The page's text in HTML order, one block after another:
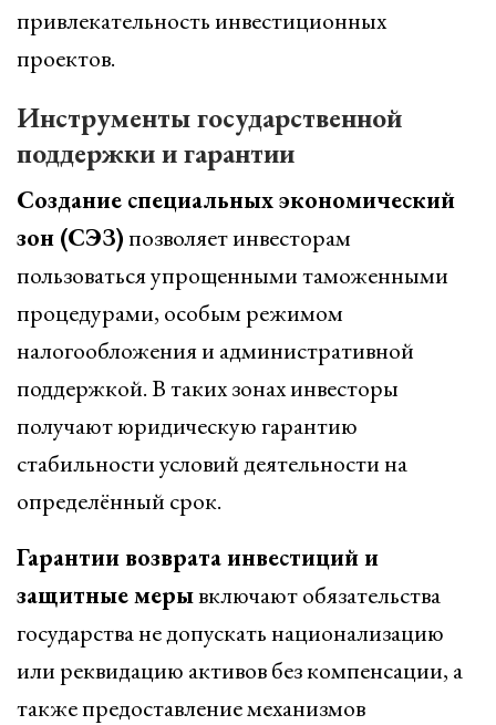
привлекательность инвестиционных
проектов.
Инструменты государственной
поддержки и гарантии
Создание специальных экономический
зон (СЭЗ)позволяет инвесторам
пользоваться упрощенными таможенными
процедурами, особым режимом
налогообложения и административной
поддержкой. В таких зонах инвесторы
получают юридическую гарантию
стабильности условий деятельности на
определённый срок.
Гарантии возврата инвестиций и
защитные мерывключают обязательства
государства не допускать национализацию
или реквидацию активов без компенсации, а
также предоставление механизмов